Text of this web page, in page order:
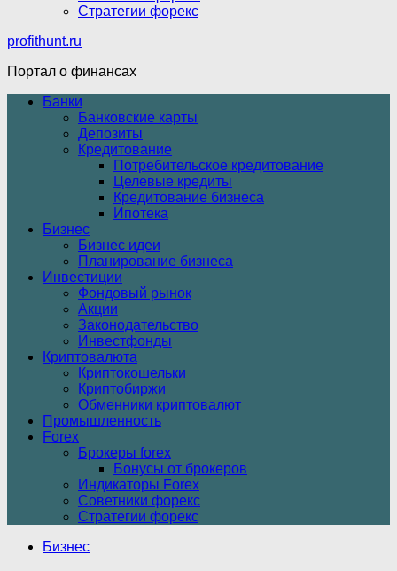
Стратегии форекс
profithunt.ru
Портал о финансах
Банки
Банковские карты
Депозиты
Кредитование
Потребительское кредитование
Целевые кредиты
Кредитование бизнеса
Ипотека
Бизнес
Бизнес идеи
Планирование бизнеса
Инвестиции
Фондовый рынок
Акции
Законодательство
Инвестфонды
Криптовалюта
Криптокошельки
Криптобиржи
Обменники криптовалют
Промышленность
Forex
Брокеры forex
Бонусы от брокеров
Индикаторы Forex
Советники форекс
Стратегии форекс
Бизнес